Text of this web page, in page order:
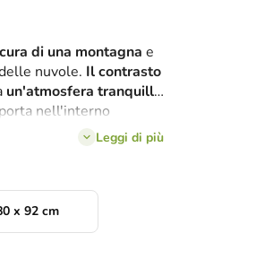
di una montagna e
nuvole. Il contrasto
un'atmosfera tranquilla
nell'interno
Leggi di più
x 92 cm